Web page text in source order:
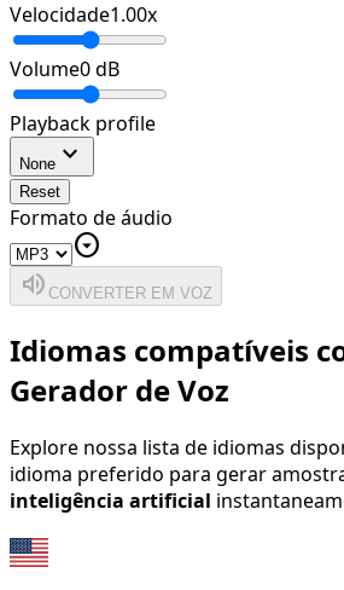
Velocidade1.00x
Volume0dB
Playback profile
None expand_more
Reset
Formato de áudio
arrow_drop_down_circle
volume_up CONVERTER EM VOZ
Idiomas compatíveis
Gerador de Voz
Explore nossa lista de idiomas
idioma preferido para gerar
inteligência artificial